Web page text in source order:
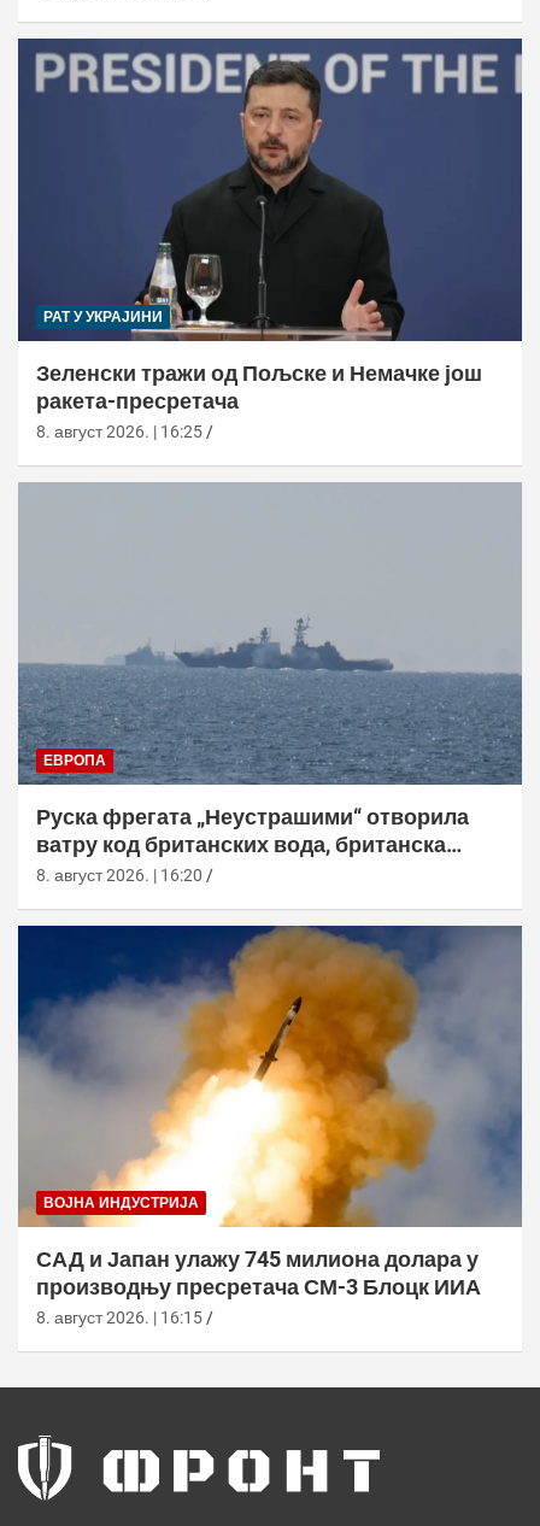
РАТ У УКРАЈИНИ
Зеленски тражи од Пољске и Немачке још
ракета-пресретача
8. август 2026. | 16:25
ЕВРОПА
Руска фрегата „Неустрашими“ отворила
ватру код британских вода, британска
морнарица појачала праћење
8. август 2026. | 16:20
ВОЈНА ИНДУСТРИЈА
САД и Јапан улажу 745 милиона долара у
производњу пресретача СМ-3 Блоцк ИИА
8. август 2026. | 16:15